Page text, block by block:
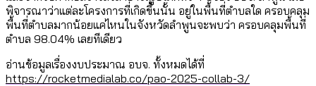
พิจารณาว่าแต่ละโครงการที่เกิดขึ้นนั้น อยู่ในพื้นที่ตำบลใด ครอบคลุม
พื้นที่ตำบลมากน้อยแค่ไหนในจังหวัดลำพูนจะพบว่า ครอบคลุมพื้นที่
ตำบล 98.04% เลยทีเดียว
อ่านข้อมูลเรื่องงบประมาณ อบจ. ทั้งหมดได้ที่
https://rocketmedialab.co/pao-2025-collab-3/